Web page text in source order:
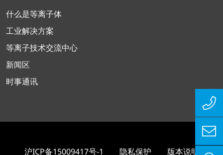
什么是等离子体
工业解决方案
等离子技术交流中心
新闻区
时事通讯
沪ICP备15009417号-1 隐私保护 版本说明